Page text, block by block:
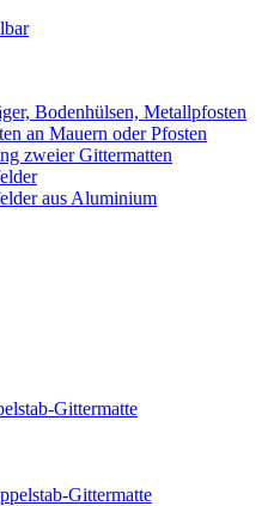
Bodenhülsen, Metallpfosten
an Mauern oder Pfosten
zweier Gittermatten
aus Aluminium
Gittermatte
Gittermatte